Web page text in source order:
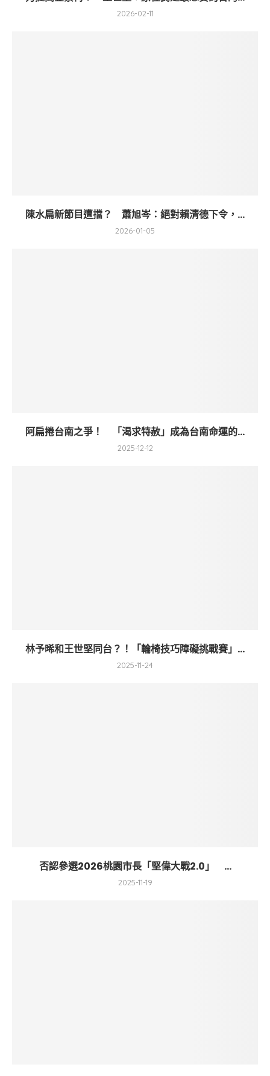
2026-02-11
陳水扁新節目遭擋？ 蕭旭岑：絕對賴清德下令，...
2026-01-05
阿扁捲台南之爭！ 「渴求特赦」成為台南命運的...
2025-12-12
林予晞和王世堅同台？！「輪椅技巧障礙挑戰賽」...
2025-11-24
否認參選2026桃園市長「堅偉大戰2.0」 ...
2025-11-19